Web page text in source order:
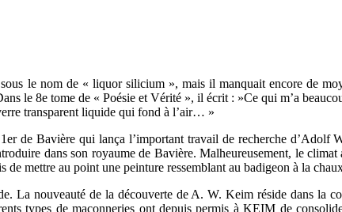
le nom de « liquor silicium », mais il manquait encore de
le 8e tome de « Poésie et Vérité », il écrit : »Ce qui m’a
transparent liquide qui fond à l’air… »
de Bavière qui lança l’important travail de recherche d’Adolf
dans son royaume de Bavière. Malheureusement, le
mettre au point une peinture ressemblant au badigeon à la
La nouveauté de la découverte de A. W. Keim réside dans la
types de maçonneries ont depuis permis à KEIM de